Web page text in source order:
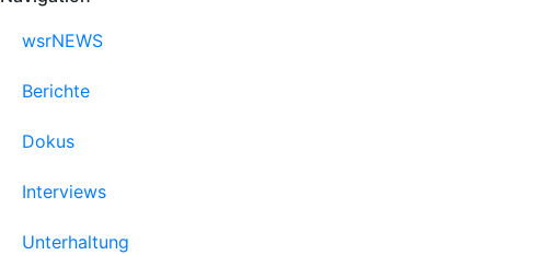
wsrNEWS
Berichte
Dokus
Interviews
Unterhaltung